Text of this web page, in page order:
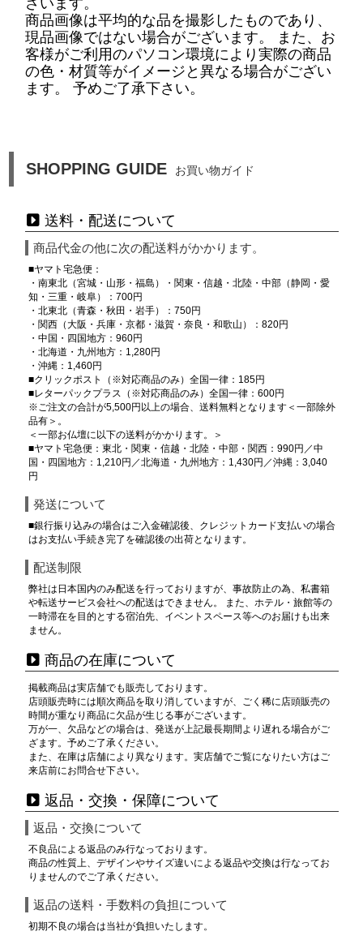
ざいます。
商品画像は平均的な品を撮影したものであり、
現品画像ではない場合がございます。 また、お
客様がご利用のパソコン環境により実際の商品
の色・材質等がイメージと異なる場合がござい
ます。 予めご了承下さい。
SHOPPING GUIDE お買い物ガイド
送料・配送について
商品代金の他に次の配送料がかかります。
■ヤマト宅急便：
・南東北（宮城・山形・福島）・関東・信越・北陸・中部（静岡・愛
知・三重・岐阜）：700円
・北東北（青森・秋田・岩手）：750円
・関西（大阪・兵庫・京都・滋賀・奈良・和歌山）：820円
・中国・四国地方：960円
・北海道・九州地方：1,280円
・沖縄：1,460円
■クリックポスト（※対応商品のみ）全国一律：185円
■レターパックプラス（※対応商品のみ）全国一律：600円
※ご注文の合計が5,500円以上の場合、送料無料となります＜一部除外
品有＞。
＜一部お仏壇に以下の送料がかかります。＞
■ヤマト宅急便：東北・関東・信越・北陸・中部・関西：990円／中
国・四国地方：1,210円／北海道・九州地方：1,430円／沖縄：3,040
円
発送について
■銀行振り込みの場合はご入金確認後、クレジットカード支払いの場合
はお支払い手続き完了を確認後の出荷となります。
配送制限
弊社は日本国内のみ配送を行っておりますが、事故防止の為、私書箱
や転送サービス会社への配送はできません。 また、ホテル・旅館等の
一時滞在を目的とする宿泊先、イベントスペース等へのお届けも出来
ません。
商品の在庫について
掲載商品は実店舗でも販売しております。
店頭販売時には順次商品を取り消していますが、ごく稀に店頭販売の
時間が重なり商品に欠品が生じる事がございます。
万が一、欠品などの場合は、発送が上記最長期間より遅れる場合がご
ざます。予めご了承ください。
また、在庫は店舗により異なります。実店舗でご覧になりたい方はご
来店前にお問合せ下さい。
返品・交換・保障について
返品・交換について
不良品による返品のみ行なっております。
商品の性質上、デザインやサイズ違いによる返品や交換は行なってお
りませんのでご了承ください。
返品の送料・手数料の負担について
初期不良の場合は当社が負担いたします。